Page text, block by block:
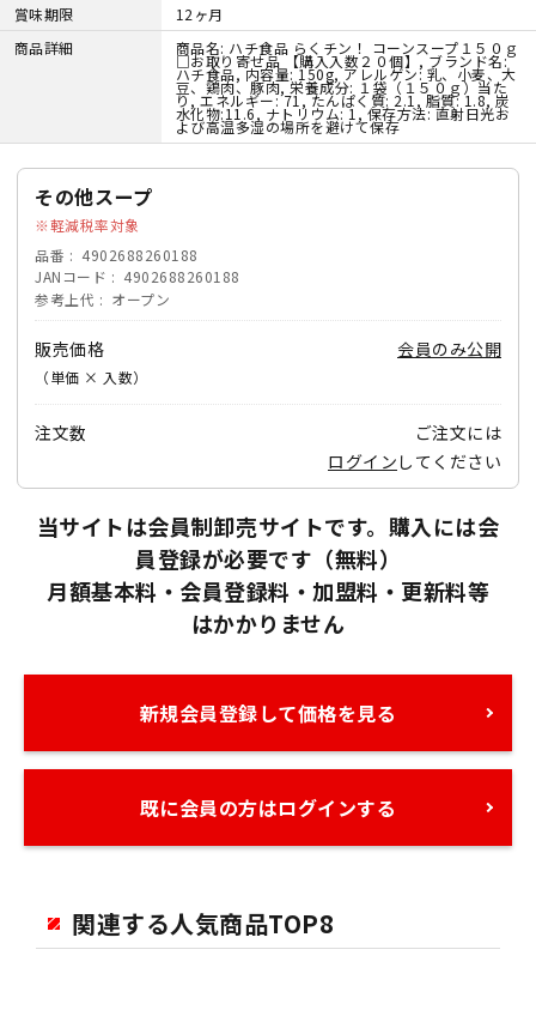
賞味期限
12ヶ月
商品詳細
商品名: ハチ食品 らくチン！ コーンスープ１５０ｇ
□お取り寄せ品 【購入入数２０個】, ブランド名:
ハチ食品, 内容量: 150g, アレルゲン: 乳、小麦、大
豆、鶏肉、豚肉, 栄養成分: １袋（１５０ｇ）当た
り, エネルギー: 71, たんぱく質: 2.1, 脂質: 1.8, 炭
水化物:11.6, ナトリウム: 1, 保存方法: 直射日光お
よび高温多湿の場所を避けて保存
その他スープ
軽減税率対象
品番
4902688260188
JANコード
4902688260188
参考上代
オープン
販売価格
（単価 × 入数）
会員のみ公開
注文数
ご注文には
ログイン してください
当サイトは会員制卸売サイトです。購入には会
員登録が必要です（無料）
月額基本料・会員登録料・加盟料・更新料等
はかかりません
新規会員登録して価格を見る
既に会員の方はログインする
関連する人気商品TOP8